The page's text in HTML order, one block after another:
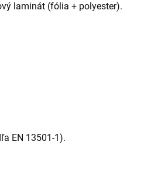
laminát (fólia + polyester).
EN 13501-1).